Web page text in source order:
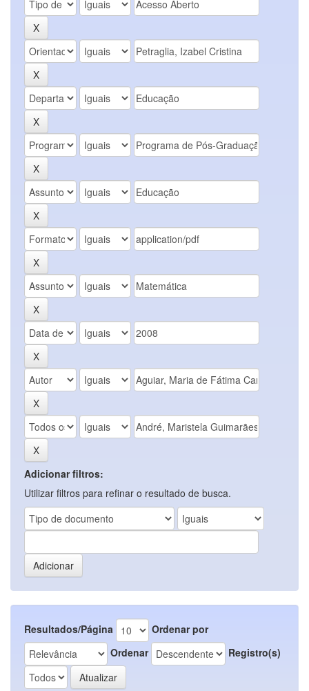
Adicionar filtros:
Utilizar filtros para refinar o resultado de busca.
Resultados/Página
Ordenar por
Ordenar
Registro(s)